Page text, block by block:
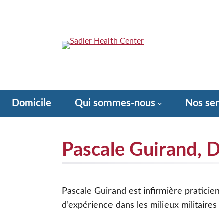
Domicile Qui sommes-nous Nos
Pascale Guirand,
Pascale Guirand est infirmière
d’expérience dans les milieux